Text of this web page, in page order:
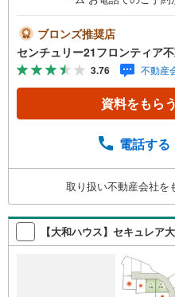
歩10分（760m）・JR
m）・大和郡山市立郡
山市立郡山中学校歩22
家、クワイエ！制震装
え、耐震性能を維持
有/駐車1台可 弊社が
い替えなどにも対応で
査が可能！4.物件のお
ォームも弊社のリフォ
にご連絡を繋ぎ、有事
社は専門家同士が連携
がございます。
ブロンズ推奨店
センチュリー21フロンティア
3.76 不動産
資料をもらう
電話する
取り扱い不動産会社を